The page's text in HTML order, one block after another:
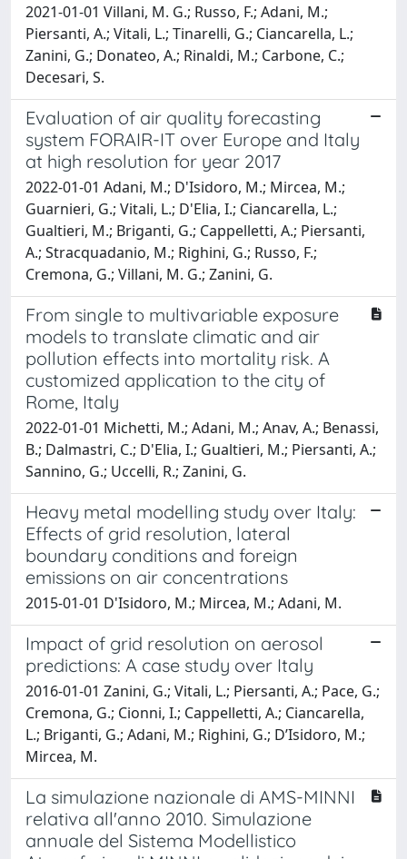
2021-01-01 Villani, M. G.; Russo, F.; Adani, M.;
Piersanti, A.; Vitali, L.; Tinarelli, G.; Ciancarella, L.;
Zanini, G.; Donateo, A.; Rinaldi, M.; Carbone, C.;
Decesari, S.
Evaluation of air quality forecasting
system FORAIR-IT over Europe and Italy
at high resolution for year 2017
2022-01-01 Adani, M.; D'Isidoro, M.; Mircea, M.;
Guarnieri, G.; Vitali, L.; D'Elia, I.; Ciancarella, L.;
Gualtieri, M.; Briganti, G.; Cappelletti, A.; Piersanti,
A.; Stracquadanio, M.; Righini, G.; Russo, F.;
Cremona, G.; Villani, M. G.; Zanini, G.
From single to multivariable exposure
models to translate climatic and air
pollution effects into mortality risk. A
customized application to the city of
Rome, Italy
2022-01-01 Michetti, M.; Adani, M.; Anav, A.; Benassi,
B.; Dalmastri, C.; D'Elia, I.; Gualtieri, M.; Piersanti, A.;
Sannino, G.; Uccelli, R.; Zanini, G.
Heavy metal modelling study over Italy:
Effects of grid resolution, lateral
boundary conditions and foreign
emissions on air concentrations
2015-01-01 D'Isidoro, M.; Mircea, M.; Adani, M.
Impact of grid resolution on aerosol
predictions: A case study over Italy
2016-01-01 Zanini, G.; Vitali, L.; Piersanti, A.; Pace, G.;
Cremona, G.; Cionni, I.; Cappelletti, A.; Ciancarella,
L.; Briganti, G.; Adani, M.; Righini, G.; D’Isidoro, M.;
Mircea, M.
La simulazione nazionale di AMS-MINNI
relativa all'anno 2010. Simulazione
annuale del Sistema Modellistico